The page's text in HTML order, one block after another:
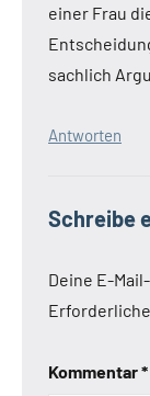
einer Frau
sachlich
Antworten
Schreibe
Deine E-
Kommentar*